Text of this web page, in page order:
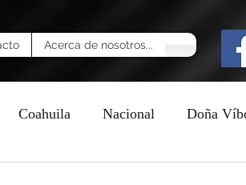
Acerca de nosotros...
Coahuila Nacional Doña